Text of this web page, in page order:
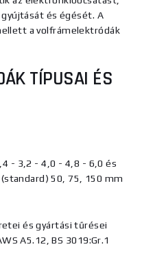
és égését. A
a volfrámelektródák
TÍPUSAI ÉS
- 3,2 - 4,0 - 4,8 - 6,0 és
50, 75, 150 mm
és gyártási tűrései
A5.12, BS 3019:Gr.1